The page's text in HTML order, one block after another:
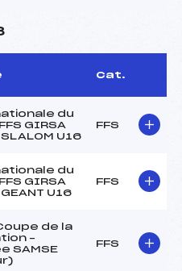
Cat.
du
GIRSA
U16
FFS
du
GIRSA
U16
FFS
de la
–
SAMSE
FFS